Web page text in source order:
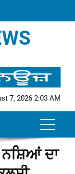
7, 2026 2:03 AM
ਨਸ਼ਿਆਂ ਦਾ